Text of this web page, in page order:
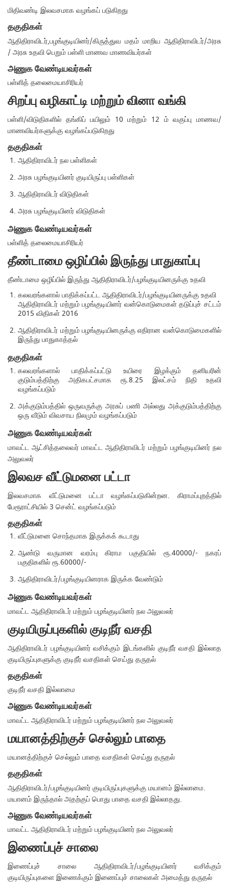
மிதிவண்டி இலவசமாக வழங்கப் படுகிறது
தகுதிகள்
ஆதிதிராவிடர்,பழங்குடியினர்/கிருத்துவ மதம் மாறிய ஆதிதிராவிடர்/அரசு
/ அரசு உதவி பெறும் பள்ளி மாணவ மாணவியர்கள்
அணுக வேண்டியவர்கள்
பள்ளித் தலைமையாசிரியர்
சிறப்பு வழிகாட்டி மற்றும் வினா வங்கி
பள்ளி/விடுதிகளில் தங்கிப் பயிலும் 10 மற்றும் 12 ம் வகுப்பு மாணவ/
மாணவியர்களுக்கு வழங்கப்படுகிறது
தகுதிகள்
ஆதிதிராவிடர் நல பள்ளிகள்
அரசு பழங்குடியினர் குடியிருப்பு பள்ளிகள்
ஆதிதிராவிடர் விடுதிகள்
அரசு பழங்குடியினர் விடுதிகள்
அணுக வேண்டியவர்கள்
பள்ளித் தலைமையாசிரியர்
தீண்டாமை ஒழிப்பில் இருந்து பாதுகாப்பு
தீண்டாமை ஒழிப்பில் இருந்து ஆதிதிராவிடர்/பழங்குடியினருக்கு உதவி
கலவரங்களால் பாதிக்கப்பட்ட ஆதிதிராவிடர்/பழங்குடியினருக்கு உதவி
ஆதிதிராவிடர் மற்றும் பழங்குடியினர் வன்கொடுமைகள் தடுப்புச் சட்டம்
2015 விதிகள் 2016
ஆதிதிராவிடர் மற்றும் பழங்குடியினருக்கு எதிரான வன்கொடுமைகளில்
இருந்து பாதுகாத்தல்
தகுதிகள்
கலவரங்களால் பாதிக்கப்பட்டு உயிரை இழக்கும் தனியரின்
குடும்பத்திற்கு அதிகபட்சமாக ரூ.8.25 இலட்சம் நிதி உதவி
வழங்கப்படும்
அக்குடும்பத்தில் ஒருவருக்கு அரசுப் பணி அல்லது அக்குடும்பத்திற்கு
ஒரு வீடும் விவசாய நிலமும் வழங்கப்படும்
அணுக வேண்டியவர்கள்
மாவட்ட ஆட்சித்தலைவர் மாவட்ட ஆதிதிராவிடர் மற்றும் பழங்குடியினர் நல
அலுவலர்
இலவச வீட்டுமனை பட்டா
இலவசமாக வீட்டுமனை பட்டா வழங்கப்படுகின்றன. கிராமப்புறத்தில்
பேரூராட்சியில் 3 சென்ட் வழங்கப்படும்
தகுதிகள்
வீட்டுமனை சொந்தமாக இருக்கக் கூடாது
ஆண்டு வருமான வரம்பு கிராம பகுதியில் ரூ.40000/- நகரப்
பகுதிகளில் ரூ.60000/-
ஆதிதிராவிடர்/பழங்குடியினராக இருக்க வேண்டும்
அணுக வேண்டியவர்கள்
மாவட்ட ஆதிதிராவிடர் மற்றும் பழங்குடியினர் நல அலுவலர்
குடியிருப்புகளில் குடிநீர் வசதி
ஆதிதிராவிடர் பழங்குடியினர் வசிக்கும் இடங்களில் குடிநீர் வசதி இல்லாத
குடியிருப்புகளுக்கு குடிநீர் வசதிகள் செய்து தருதல்
தகுதிகள்
குடிநீர் வசதி இல்லாமை
அணுக வேண்டியவர்கள்
மாவட்ட ஆதிதிராவிடர் மற்றும் பழங்குடியினர் நல அலுவலர்
மயானத்திற்குச் செல்லும் பாதை
மயானத்திற்குச் செல்லும் பாதை வசதிகள் செய்து தருதல்
தகுதிகள்
ஆதிதிராவிடர்/பழங்குடியினர் குடியிருப்புகளுக்கு மயானம் இல்லாமை.
மயானம் இருந்தால் அதற்குப் பொது பாதை வசதி இல்லாதது.
அணுக வேண்டியவர்கள்
மாவட்ட ஆதிதிராவிடர் மற்றும் பழங்குடியினர் நல அலுவலர்
இணைப்புச் சாலை
இணைப்புச் சாலை ஆதிதிராவிடர்/பழங்குடியினர் வசிக்கும்
குடியிருப்புகளை இணைக்கும் இணைப்புச் சாலைகள் அமைத்து தருதல்